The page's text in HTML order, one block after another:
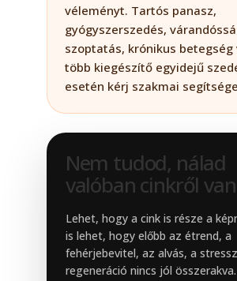
véleményt. Tartós panasz,
gyógyszerszedés,
szoptatás, krónikus betegség
több kiegészítő egyidejű
esetén kérj szakmai
Nem tudod, nálad
valóban cinkről van
Lehet, hogy a cink is része a
is lehet, hogy előbb az étrend, a
fehérjebevitel, az alvás, a
regeneráció nincs jól összerakva.